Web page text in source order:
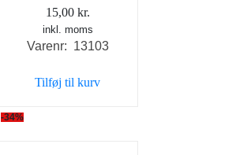
15,00 kr.
inkl. moms
Varenr: 13103
Tilføj til kurv
-34%